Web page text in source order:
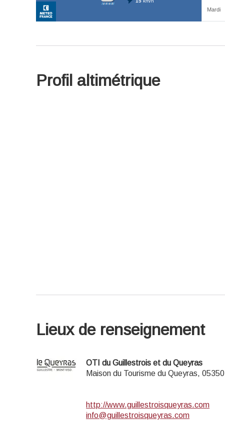
Profil altimétrique
Lieux de renseignement
OTI du Guillestrois et du Queyras
Maison du Tourisme du Queyras, 05350
http://www.guillestroisqueyras.com
info@guillestroisqueyras.com